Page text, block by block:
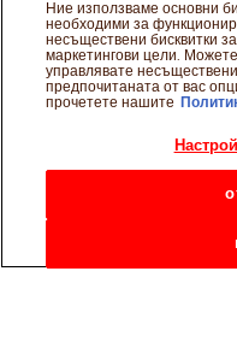
Ние използваме основни
необходими за
несъществени бисквитки
маркетингови цели.
управлявате
предпочитаната от вас
прочетете нашите